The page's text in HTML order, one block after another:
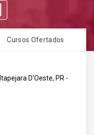
Cursos Ofertados
D'Oeste, PR -